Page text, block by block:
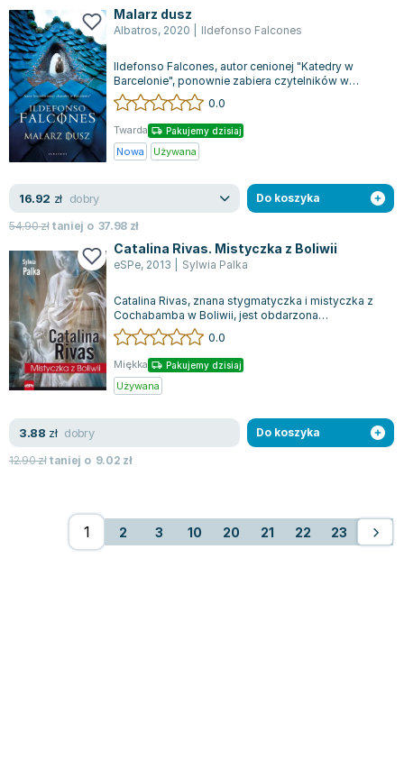
Malarz dusz
Albatros, 2020 Ildefonso Falcones
Ildefonso Falcones, autor cenionej "Katedry w
Barcelonie", ponownie zabiera czytelników w
podróż do fascynujących czasów, w któryc...
0.0
Twarda Pakujemy dzisiaj
Nowa Używana
16.92 zł dobry
54.90złtaniej o 37.98 zł
Do koszyka
Catalina Rivas. Mistyczka z Boliwii
eSPe, 2013 Sylwia Palka
Catalina Rivas, znana stygmatyczka i mistyczka z
Cochabamba w Boliwii, jest obdarzona
niezwykłymi objawieniami duchowymi. Jej wizj...
0.0
Miękka Pakujemy dzisiaj
Używana
3.88 zł dobry
12.90złtaniej o 9.02 zł
Do koszyka
2 3 10 20 21 22 23